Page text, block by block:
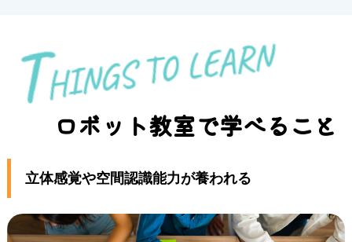
T
H
I
N
G
S
T
O
L
E
A
RN
ロボット教室で学べること
立体感覚や空間認識能力が養われる